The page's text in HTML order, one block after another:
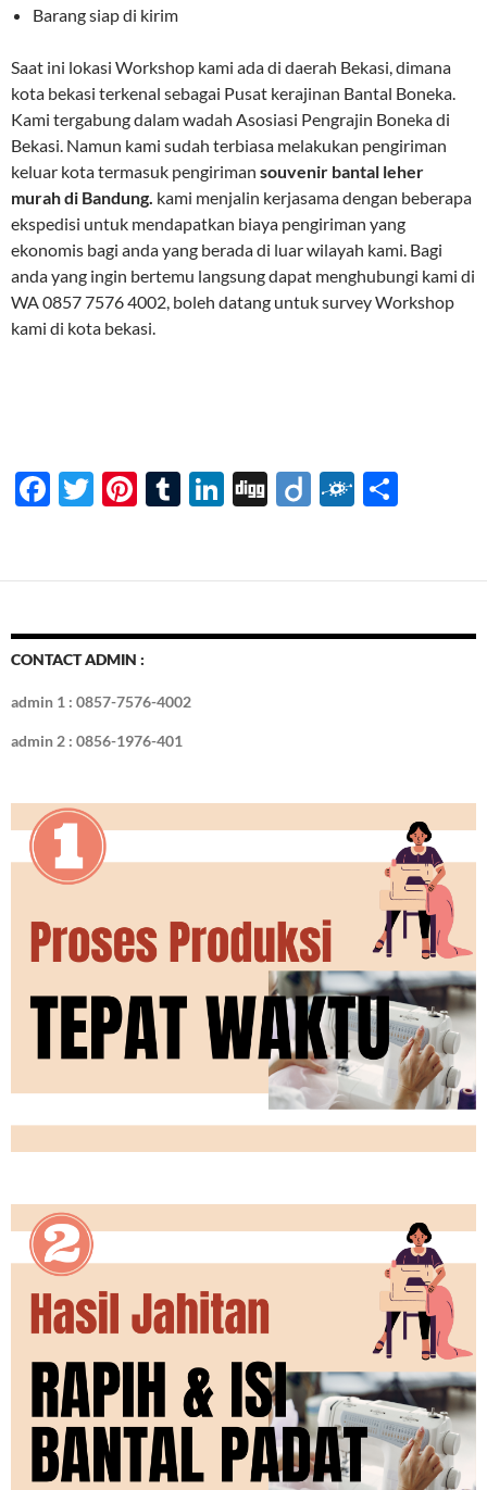
Barang siap di kirim
Saat ini lokasi Workshop kami ada di daerah Bekasi, dimana
kota bekasi terkenal sebagai Pusat kerajinan Bantal Boneka.
Kami tergabung dalam wadah Asosiasi Pengrajin Boneka di
Bekasi. Namun kami sudah terbiasa melakukan pengiriman
keluar kota termasuk pengiriman souvenir bantal leher
murah di Bandung. kami menjalin kerjasama dengan beberapa
ekspedisi untuk mendapatkan biaya pengiriman yang
ekonomis bagi anda yang berada di luar wilayah kami. Bagi
anda yang ingin bertemu langsung dapat menghubungi kami di
WA 0857 7576 4002, boleh datang untuk survey Workshop
kami di kota bekasi.
F
b
o
o
k
T
er
Pi
es
t
T
bl
r
Li
e
dI
Di Di F
d e
CONTACT ADMIN :
admin 1 : 0857-7576-4002
admin 2 : 0856-1976-401